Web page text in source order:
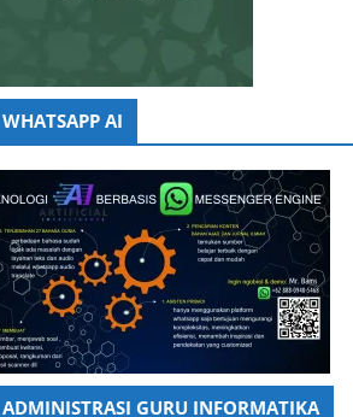
WHATSAPP AI
ADMINISTRASI GURU INFORMATIKA